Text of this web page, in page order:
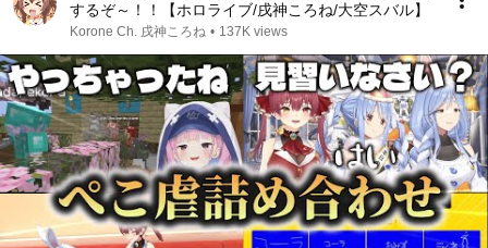
するぞ～！！【ホロライブ/戌神ころね/大空スバル】
Korone Ch. 戌神ころね • 137K views